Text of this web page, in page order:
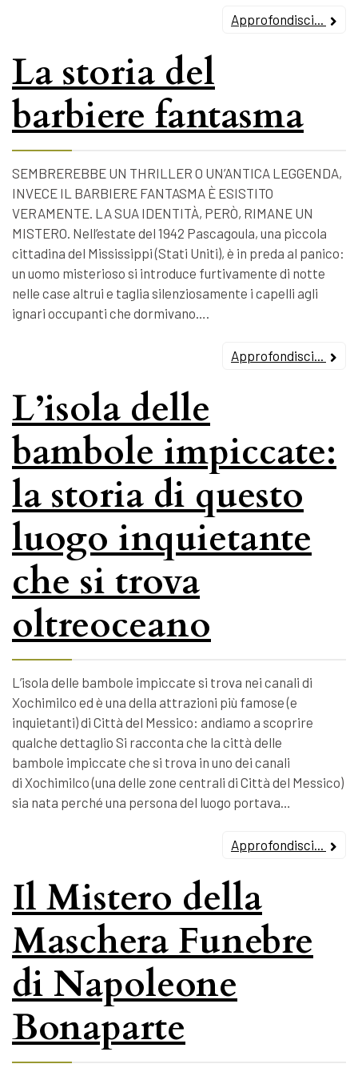
Approfondisci...
La storia del
barbiere fantasma
SEMBREREBBE UN THRILLER O UN’ANTICA LEGGENDA,
INVECE IL BARBIERE FANTASMA È ESISTITO
VERAMENTE. LA SUA IDENTITÀ, PERÒ, RIMANE UN
MISTERO. Nell’estate del 1942 Pascagoula, una piccola
cittadina del Mississippi (Stati Uniti), è in preda al panico:
un uomo misterioso si introduce furtivamente di notte
nelle case altrui e taglia silenziosamente i capelli agli
ignari occupanti che dormivano….
Approfondisci...
L’isola delle
bambole impiccate:
la storia di questo
luogo inquietante
che si trova
oltreoceano
L’isola delle bambole impiccate si trova nei canali di
Xochimilco ed è una della attrazioni più famose (e
inquietanti) di Città del Messico: andiamo a scoprire
qualche dettaglio Si racconta che la città delle
bambole impiccate che si trova in uno dei canali
di Xochimilco (una delle zone centrali di Città del Messico)
sia nata perché una persona del luogo portava…
Approfondisci...
Il Mistero della
Maschera Funebre
di Napoleone
Bonaparte